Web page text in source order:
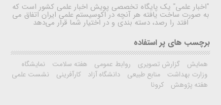
"اخبار علمی" یک پایگاه تخصصی پویش اخبار علمی کشور است که
به صورت ساخت یافته هر آنچه در اکوسیستم علمی ایران اتفاق می
افتد را رصد، دسته بندی و در اختیار شما قرار می‌دهد
برچسب های پر استفاده
همایش گزارش تصویری روابط عمومی هفته سلامت
نمایشگاه
وزارت بهداشت
منابع طبیعی دانشگاه آزاد کارآفرینی
نشست علمی
هفته پژوهش
کرونا